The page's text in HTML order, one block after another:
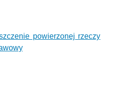
powierzonej rzeczy